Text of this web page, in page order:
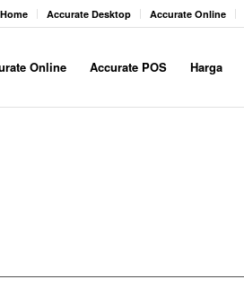
Home Accurate Desktop Accurate Online
Online Accurate POS Harga